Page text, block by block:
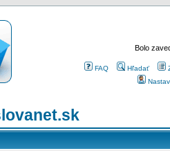
Bolo
FAQ Hľadať